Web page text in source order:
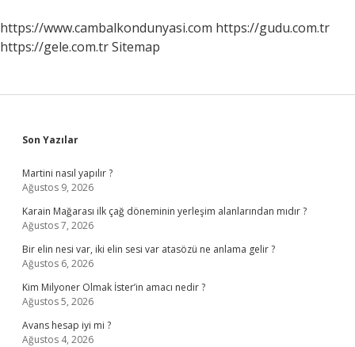
https://www.cambalkondunyasi.com https://gudu.com.tr
https://gele.com.trSitemap
Sidebar
Son Yazılar
Martini nasıl yapılır ?
Ağustos 9, 2026
Karain Mağarası ilk çağ döneminin yerleşim alanlarından mıdır ?
Ağustos 7, 2026
Bir elin nesi var, iki elin sesi var atasözü ne anlama gelir ?
Ağustos 6, 2026
Kim Milyoner Olmak İster’in amacı nedir ?
Ağustos 5, 2026
Avans hesap iyi mi ?
Ağustos 4, 2026